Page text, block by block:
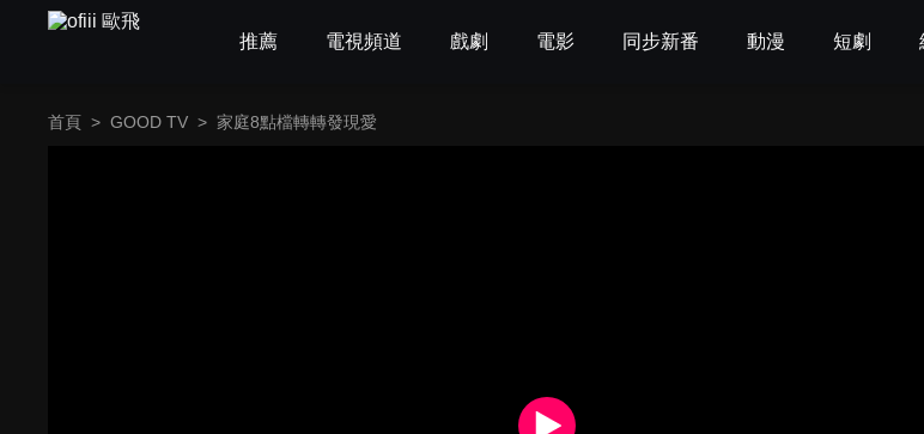
推薦 電視頻道 戲劇 電影 同步新番 動漫 短劇
首頁 > GOOD TV > 家庭8點檔轉轉發現愛